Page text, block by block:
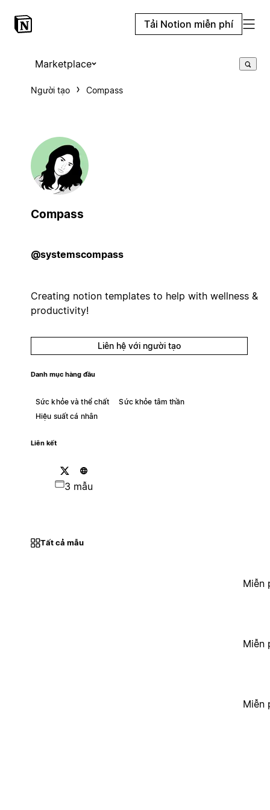
Tải Notion miễn phí
Marketplace
Người tạo Compass
Compass
@systemscompass
Creating notion templates to help with wellness &
productivity!
Liên hệ với người tạo
Danh mục hàng đầu
Sức khỏe và thể chất
Sức khỏe tâm thần
Hiệu suất cá nhân
Liên kết
3 mẫu
Tất cả mẫu
Miễn
Miễn
Miễn